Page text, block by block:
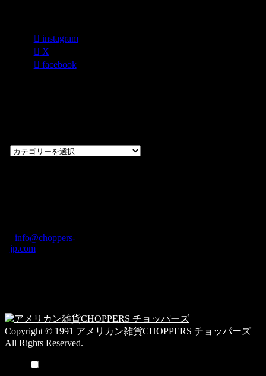
instagram
X
facebook
過
テ
ゴ
info@choppers-
jp.com
Copyright © 1991 アメリカン雑貨CHOPPERS チョッパーズ
All Rights Reserved.